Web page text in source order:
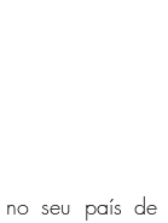
no seu país de